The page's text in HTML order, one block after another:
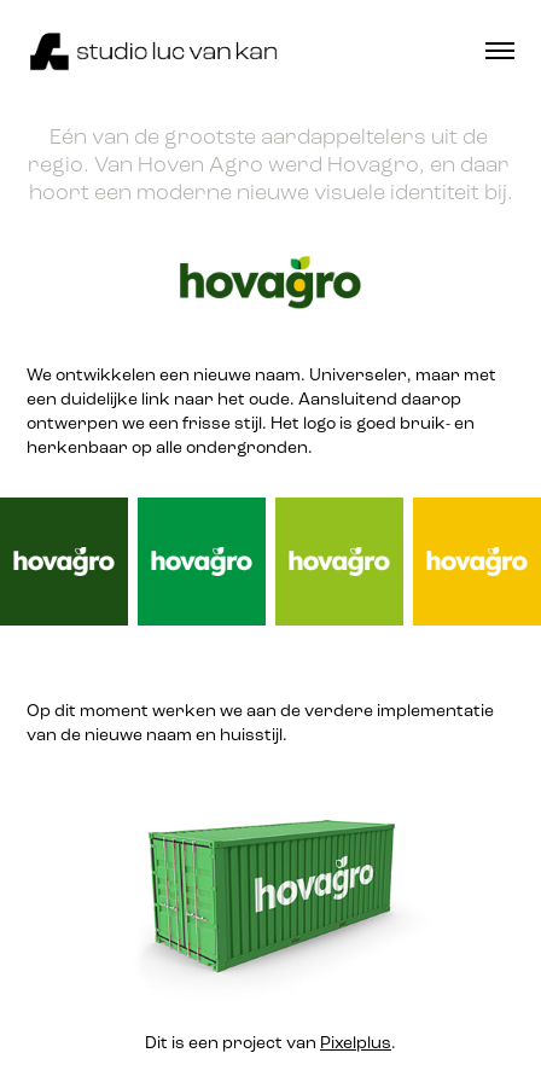
Eén van de grootste aardappeltelers uit de
regio. Van Hoven Agro werd Hovagro, en daar
hoort een moderne nieuwe visuele identiteit bij.
We ontwikkelen een nieuwe naam. Universeler, maar met
een duidelijke link naar het oude. Aansluitend daarop
ontwerpen we een frisse stijl. Het logo is goed bruik- en
herkenbaar op alle ondergronden.
Op dit moment werken we aan de verdere implementatie
van de nieuwe naam en huisstijl.
Dit is een project van Pixelplus.